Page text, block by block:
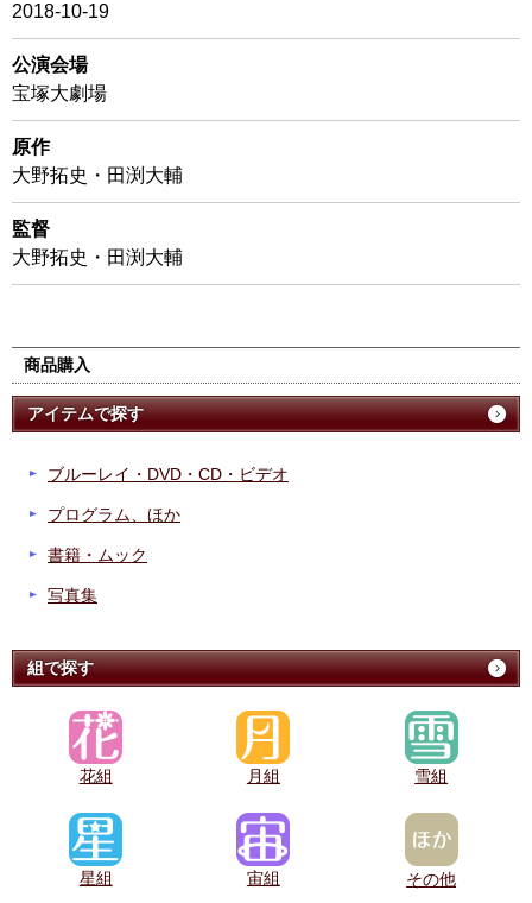
2018-10-19
公演会場
宝塚大劇場
原作
大野拓史・田渕大輔
監督
大野拓史・田渕大輔
商品購入
アイテムで探す
ブルーレイ・DVD・CD・ビデオ
プログラム、ほか
書籍・ムック
写真集
組で探す
花組 月組 雪組
星組 宙組 その他